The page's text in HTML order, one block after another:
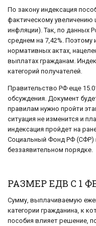
По закону индексация
фактическому увеличению
инфляции). Так, по данных
среднем на 7,42%. Поэтому
нормативных актах,
выплатах гражданам.
категорий получателей.
Правительство РФ еще
обсуждения. Документ
правилам нужно пройти
ситуация не изменится и
индексация пройдет на
Социальный Фонд РФ (СФР)
беззаявительном порядке.
РАЗМЕР ЕДВ С 1
Сумму, выплачиваемую
категории гражданина, к
пособия влияет решение,